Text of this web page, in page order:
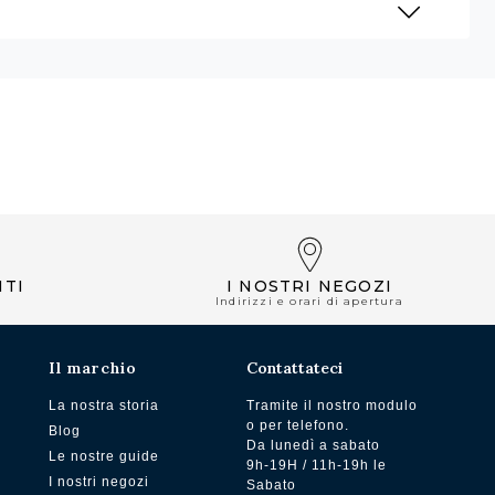
I NOSTRI NEGOZI
Indirizzi e orari di apertura
Il marchio
La nostra storia
Blog
Le nostre guide
I nostri negozi
Contattateci
Tramite il nostro modulo
o per telefono.
Da lunedì a sabato
9h-19H / 11h-19h le
Sabato